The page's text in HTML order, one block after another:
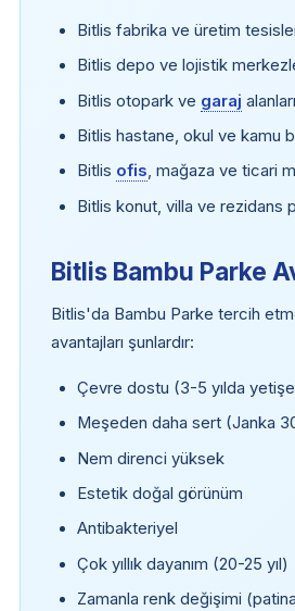
Bitlis fabrika ve üretim
Bitlis depo ve lojistik
Bitlis otopark ve garaj alanları
Bitlis hastane, okul ve kamu
Bitlis ofis, mağaza ve ticari
Bitlis konut, villa ve rezidans
Bitlis Bambu Parke
Bitlis'da Bambu Parke tercih
avantajları şunlardır:
Çevre dostu (3-5 yılda
Meşeden daha sert (Janka
Nem direnci yüksek
Estetik doğal görünüm
Antibakteriyel
Çok yıllık dayanım (20-25 yıl)
Zamanla renk değişimi